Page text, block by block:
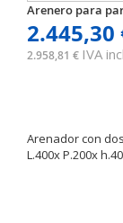
Arenero para
2.445,30
2.958,81 € IVA
Arenador con
L.400x P.200x